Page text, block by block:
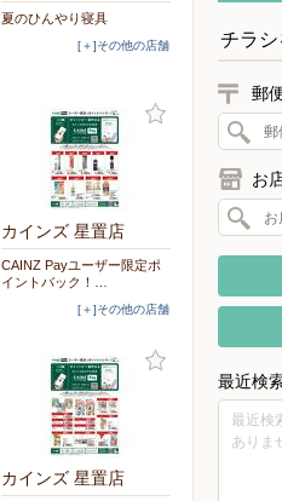
夏のひんやり寝具
[＋]その他の店舗
カインズ 星置店
CAINZ Payユーザー限定ポ
イントバック！…
[＋]その他の店舗
カインズ 星置店
チラ
郵
お
最近検
最近検
ありま